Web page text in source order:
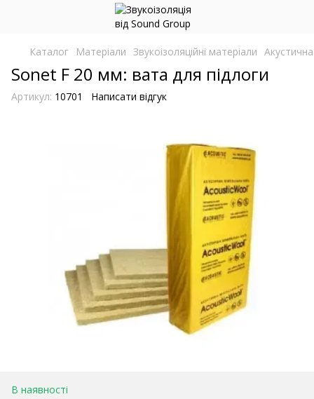
Каталог Матеріали Звукоізоляційні матеріали
Sonet F 20 мм: вата для підлоги
Артикул: 10701 Написати відгук
В наявності